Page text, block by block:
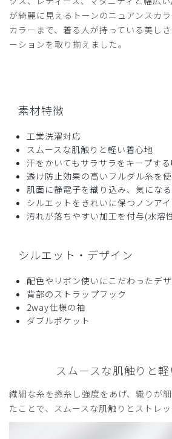
デザインも良いですし、着心地も快適
商品：Q09クラシコナース:スムース
クスフロントオープンスクラブ/ホワ
役に立った 0
が綺麗に見えるトーンのニュアンスカ
カラーまで、着る人が持っている美し
ーションを取り揃えました。
素材特徴
工業洗濯対応
スムースな肌触りと軽い着心地
汗をかいてもサラサラをキープす
透け防止効果の高いフルダル糸を
肌面に静電子を織り込み、気にな
シルエットをきれいに保つノンア
汚れが落ちやすい加工を付与(水溶
シルエット・デザイン
配色やリボン使いにこだわったデ
背部のストラップフック
2way仕様の袖
ダブルポケット
スムースな肌触りと
繊細な糸を撚糸し強度をあげ、織りが
たことで、スムースな肌触りとストレッ